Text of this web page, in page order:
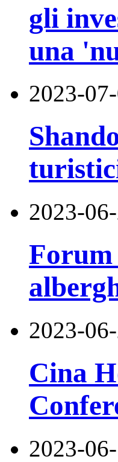
gli
una
2023-
2023-
2023-
Cina
2023-